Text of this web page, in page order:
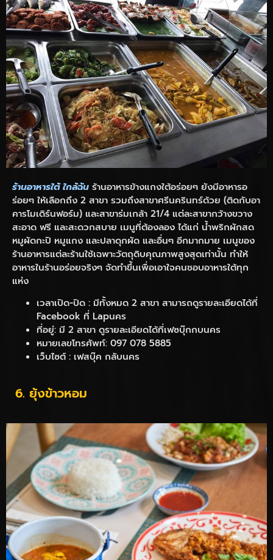
ร้านอาหารใต้ ใกล้ฉัน ร้านอาหารข้างแกงใต้อร่อยๆ ยังมีอาหารอ
ร่อยๆ ให้เลือกถึง 2 สาขา รวมถึงสาขาศรีนครินทร์ด้วย (ติดกับอา
คารโมเดิร์นฟอร์ม) และสาขาร่มเกล้า 21/4 แต่ละสาขากว้างขวาง
สะอาด ฟรี และสะดวกสบาย เมนูที่ต้องลอง ได้แก่ น้ำพริกผักสด
หมูผัดกะปิ หมูแกง และปลาดุกผัด และอื่นๆ อีกมากมาย เมนูของ
ร้านอาหารแต่ละร้านใช้เฉพาะวัตถุดิบคุณภาพสูงสุดเท่านั้น ทำให้
อาหารในร้านอร่อยจริงๆ จัดทำขึ้นเพื่อเอาใจคนชอบอาหารใต้ทุก
แห่ง
เวลาเปิด-ปิด : มีทั้งหมด 2 สาขา สามารถดูรายละเอียดได้ที่
Facebook ที่ Lapนคร
ที่อยู่: มี 2 สาขา ดูรายละเอียดได้ที่เฟซบุ๊กกบนคร
หมายเลขโทรศัพท์: 097 078 5885
เว็บไซต์ : เฟสบุ๊ค กลับนคร
6. ยุ้งข้าวหอม